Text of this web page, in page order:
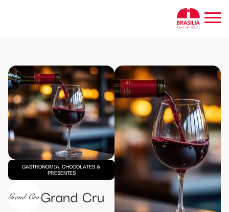
GASTRONOMIA, CHOCOLATES &
PRESENTES
Grand Cru